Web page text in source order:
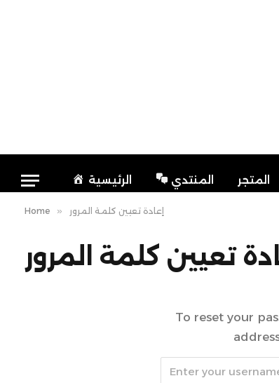
الرئيسية المنتدي المتجر
Home » إعادة تعيين كلمة المرور
تعيين كلمة المرور
To reset your